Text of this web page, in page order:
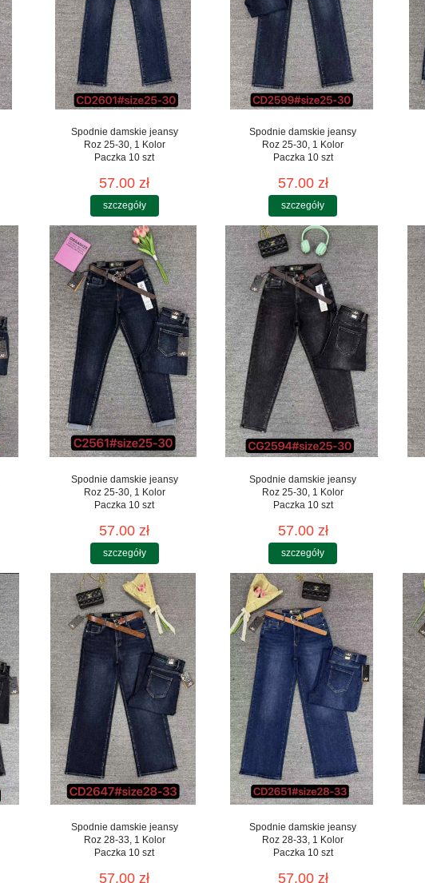
Spodnie damskie jeansy
Roz 25-30, 1 Kolor
Paczka 10 szt
57.00 zł
szczegóły
Spodnie damskie jeansy
Roz 25-30, 1 Kolor
Paczka 10 szt
57.00 zł
szczegóły
Spodnie damskie jeansy
Roz 25-30, 1 Kolor
Paczka 10 szt
57.00 zł
szczegóły
Spodnie damskie jeansy
Roz 25-30, 1 Kolor
Paczka 10 szt
57.00 zł
szczegóły
Spodnie damskie jeansy
Roz 28-33, 1 Kolor
Paczka 10 szt
57.00 zł
Spodnie damskie jeansy
Roz 28-33, 1 Kolor
Paczka 10 szt
57.00 zł